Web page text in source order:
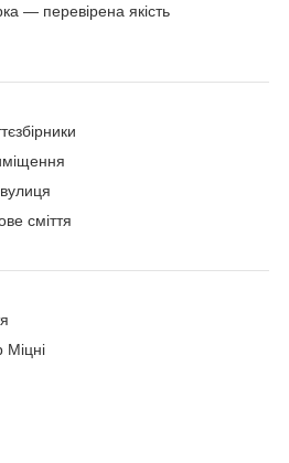
— перевірена якість
сміття
Міцні